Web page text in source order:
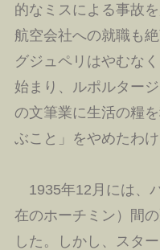
的なミスによる事故
航空会社への就職も
グジュペリはやむな
始まり、ルポルター
の文筆業に生活の糧
ぶこと」をやめたわ
1935年12月には、
在のホーチミン）間
した。しかし、スタ